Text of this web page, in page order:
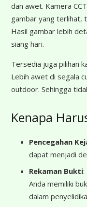
dan awet. Kamera
gambar yang terlihat,
Hasil gambar lebih
siang hari.
Tersedia juga pilihan
Lebih awet di segala
outdoor. Sehingga
Kenapa
Pencegahan
dapat menjadi
Rekaman Bukti:
Anda memiliki
dalam